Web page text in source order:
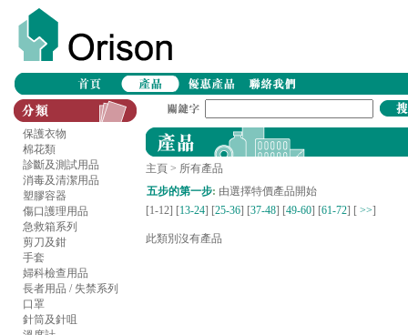
保護衣物
棉花類
診斷及測試用品
消毒及清潔用品
塑膠容器
傷口護理用品
急救箱系列
剪刀及鉗
手套
婦科檢查用品
長者用品 / 失禁系列
口罩
針筒及針咀
主頁 > 所有產品
五步的第一步: 由選擇特價產品開始
[1-12] [13-24] [25-36] [37-48] [49-60] [61-72] [ >>]
此類別沒有產品